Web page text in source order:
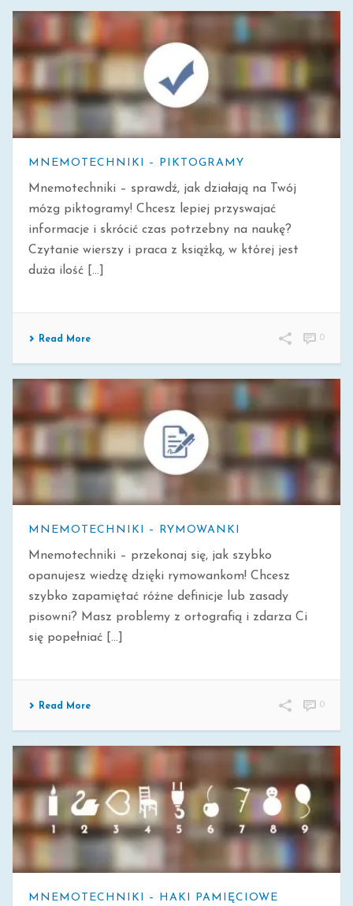
MNEMOTECHNIKI – PIKTOGRAMY
Mnemotechniki – sprawdź, jak działają na Twój
mózg piktogramy! Chcesz lepiej przyswajać
informacje i skrócić czas potrzebny na naukę?
Czytanie wierszy i praca z książką, w której jest
duża ilość [...]
Read More 0
MNEMOTECHNIKI – RYMOWANKI
Mnemotechniki – przekonaj się, jak szybko
opanujesz wiedzę dzięki rymowankom! Chcesz
szybko zapamiętać różne definicje lub zasady
pisowni? Masz problemy z ortografią i zdarza Ci
się popełniać [...]
Read More 0
MNEMOTECHNIKI – HAKI PAMIĘCIOWE